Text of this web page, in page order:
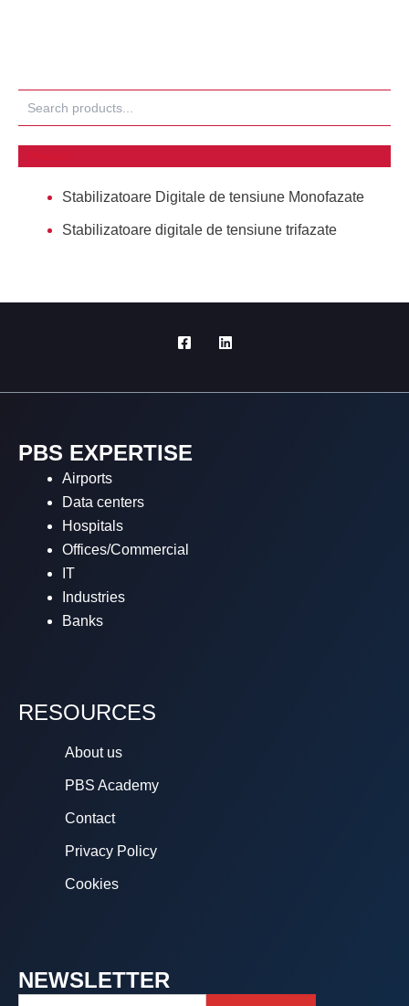
Stabilizatoare Digitale de tensiune Monofazate
Stabilizatoare digitale de tensiune trifazate
PBS EXPERTISE
Airports
Data centers
Hospitals
Offices/Commercial
IT
Industries
Banks
RESOURCES
About us
PBS Academy
Contact
Privacy Policy
Cookies
NEWSLETTER